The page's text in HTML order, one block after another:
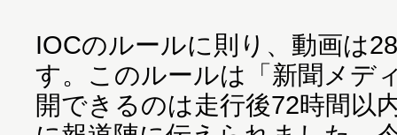
IOCのルールに則り、動画は
す。このルールは「新聞メデ
開できるのは走行後72時間以